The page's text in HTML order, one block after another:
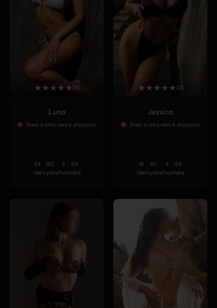
★★ ★★★ (5)
Luna
Dnes a zítra není k dispozici
24
Věk
162
Vyska
3
Prsa
54
Váha
★ ★ ★ ★ ★ (3)
Jessica
Dnes a zítra není k dispozici
19
Věk
161
Vyska
4
Prsa
54
Váha